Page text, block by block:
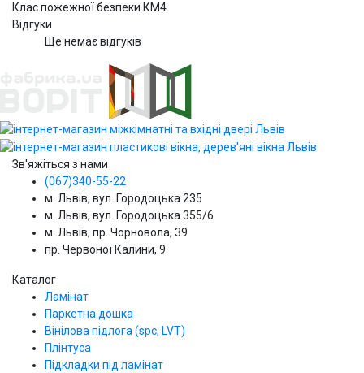
Клас пожежної безпеки КМ4.
Відгуки
Ще немає відгуків
Зв'яжіться з нами
(067)340-55-22
м. Львів, вул. Городоцька 235
м. Львів, вул. Городоцька 355/6
м. Львів, пр. Чорновола, 39
пр. Червоної Калини, 9
Каталог
Ламінат
Паркетна дошка
Вінілова підлога (spc, LVT)
Плінтуса
Підкладки під ламінат